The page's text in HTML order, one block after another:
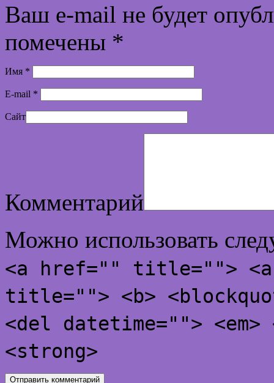
Ваш e-mail не будет
помечены *
Имя *
E-mail *
Сайт
Комментарий
Можно использовать
<a href="" title="">
title=""> <b>
<del datetime="">
<strong>